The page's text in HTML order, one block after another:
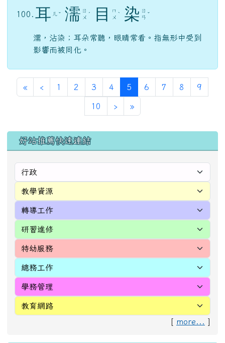
100. 耳 ㄦ ˇ 濡 ㄖ
ㄨ ˊ 目
ㄇ
ㄨ ˋ 染 ㄖ
ㄢ ˇ
濡，沾染；耳朵常聽，眼睛常看。指無形中受到
影響而被同化。
«第一頁
‹ 上一頁
1 2 3 4 5 (目前頁次)
6 7 8 9
10 ›下一頁
»最後頁
左邊區域內容
好站推薦快速連結
[ more... ]